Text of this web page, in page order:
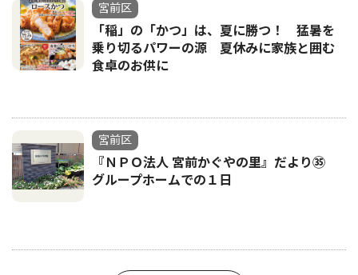
宮前区
「稲」の「かつ」は、夏に勝つ！ 猛暑を
乗り切るパワーの源 夏休みに家族と囲む
食卓のお供に
宮前区
『ＮＰＯ法人 宮前かぐやの里』だより㉟
グループホームでの１日